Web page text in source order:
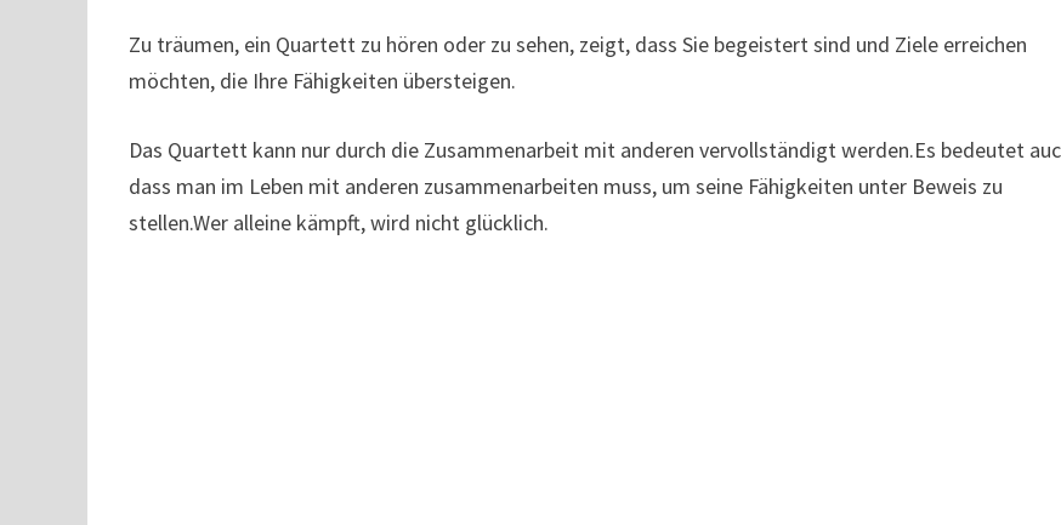
Zu träumen, ein Quartett zu hören oder zu sehen, zeigt, dass Sie begeistert sind und Ziele erreichen
möchten, die Ihre Fähigkeiten übersteigen.
Das Quartett kann nur durch die Zusammenarbeit mit anderen vervollständigt werden.Es bedeutet
dass man im Leben mit anderen zusammenarbeiten muss, um seine Fähigkeiten unter Beweis zu
stellen.Wer alleine kämpft, wird nicht glücklich.